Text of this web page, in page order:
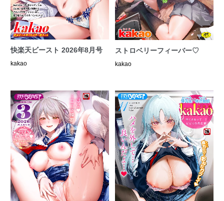
快楽天ビースト 2026年8月号
kakao
ストロベリーフィーバー♡
kakao